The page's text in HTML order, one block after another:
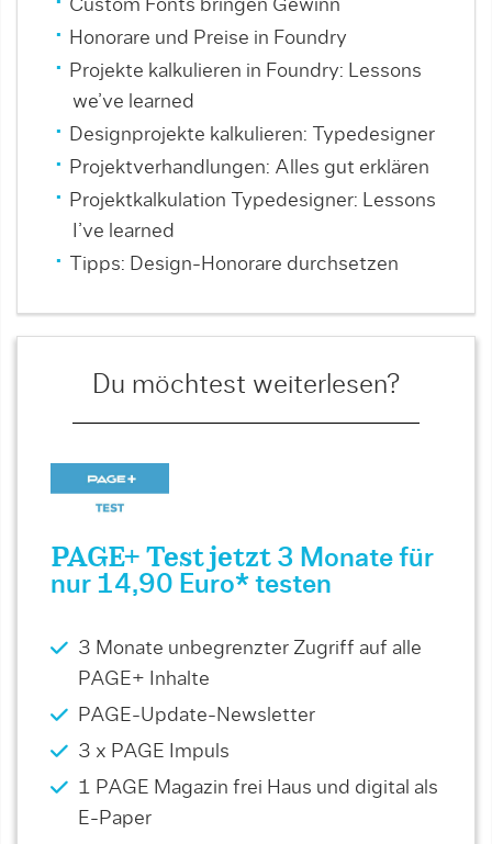
Custom Fonts bringen Gewinn
Honorare und Preise in Foundry
Projekte kalkulieren in Foundry: Lessons
we’ve learned
Designprojekte kalkulieren: Typedesigner
Projektverhandlungen: Alles gut erklären
Projektkalkulation Typedesigner: Lessons
I’ve learned
Tipps: Design-Honorare durchsetzen
Du möchtest weiterlesen?
PAGE+ Test jetzt 3 Monate für
nur 14,90 Euro* testen
3 Monate unbegrenzter Zugriff auf alle
PAGE+ Inhalte
PAGE-Update-Newsletter
3 x PAGE Impuls
1 PAGE Magazin frei Haus und digital als
E-Paper